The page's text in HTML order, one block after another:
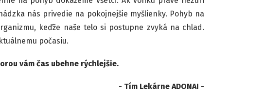
nás privedie na pokojnejšie myšlienky. Pohyb na
keďže naše telo si postupne zvyká na chlad.
počasiu.
vám čas ubehne rýchlejšie.
- Tím Lekárne ADONAI -